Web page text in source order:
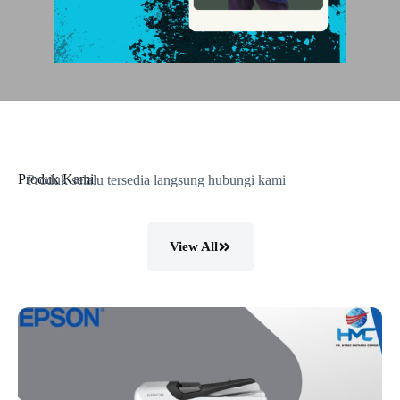
Produk Kami
Produk selalu tersedia langsung hubungi kami
View All